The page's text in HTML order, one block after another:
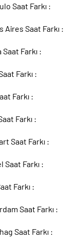
Saat Farkı :
Aires Saat Farkı :
Farkı :
Farkı :
Farkı :
Farkı :
Saat Farkı :
Farkı :
Farkı :
Saat Farkı :
Saat Farkı :